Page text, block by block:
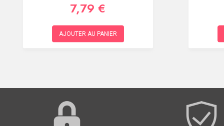
7,79 €
AJOUTER AU PANIER